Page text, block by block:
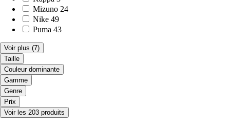
Mizuno 24
Nike 49
Puma 43
Voir plus (7)
Taille
Couleur dominante
Gamme
Genre
Prix
Voir les 203 produits